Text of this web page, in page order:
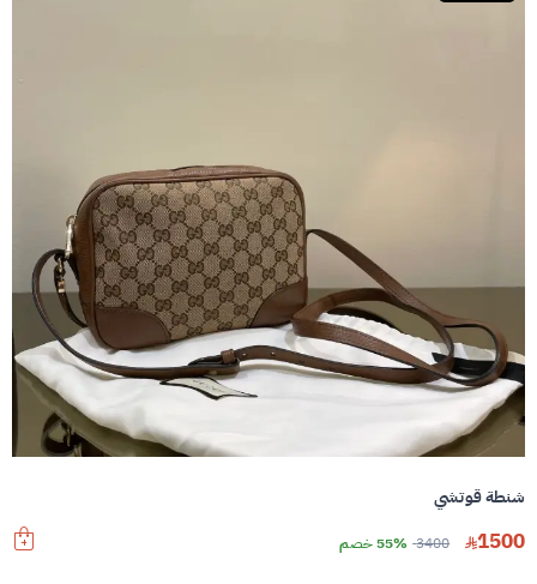
شنطة قوتشي
1500
3400 55% خصم